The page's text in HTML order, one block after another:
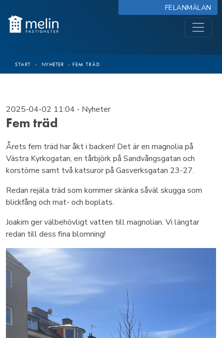
FELANMÄLAN
START › NYHETER › FEM TRÄD
2025-04-02 11:04 - Nyheter
Fem träd
Årets fem träd har åkt i backen! Det är en magnolia på
Västra Kyrkogatan, en tårbjörk på Sandvångsgatan och
korstörne samt två katsuror på Gasverksgatan 23-27.
Redan rejäla träd som kommer skänka såväl skugga som
blickfång och mat- och boplats.
Joakim ger välbehövligt vatten till magnolian. Vi längtar
redan till dess fina blomning!